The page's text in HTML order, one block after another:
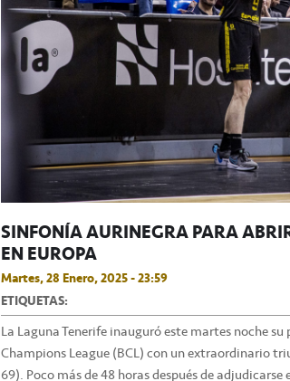
SINFONÍA AURINEGRA PARA
EN EUROPA
Martes, 28 Enero, 2025 - 23:59
ETIQUETAS:
La Laguna Tenerife inauguró este martes noche
Champions League (BCL) con un extraordinario
69). Poco más de 48 horas después de